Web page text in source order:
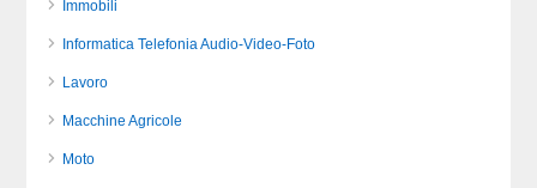
Immobili
Informatica Telefonia Audio-Video-Foto
Lavoro
Macchine Agricole
Moto